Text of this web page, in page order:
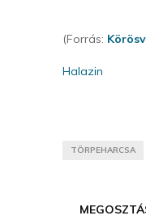
(Forrás:
Halazin
TÖRPEHARCSA